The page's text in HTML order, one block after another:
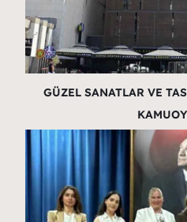
GÜZEL SANATLAR VE